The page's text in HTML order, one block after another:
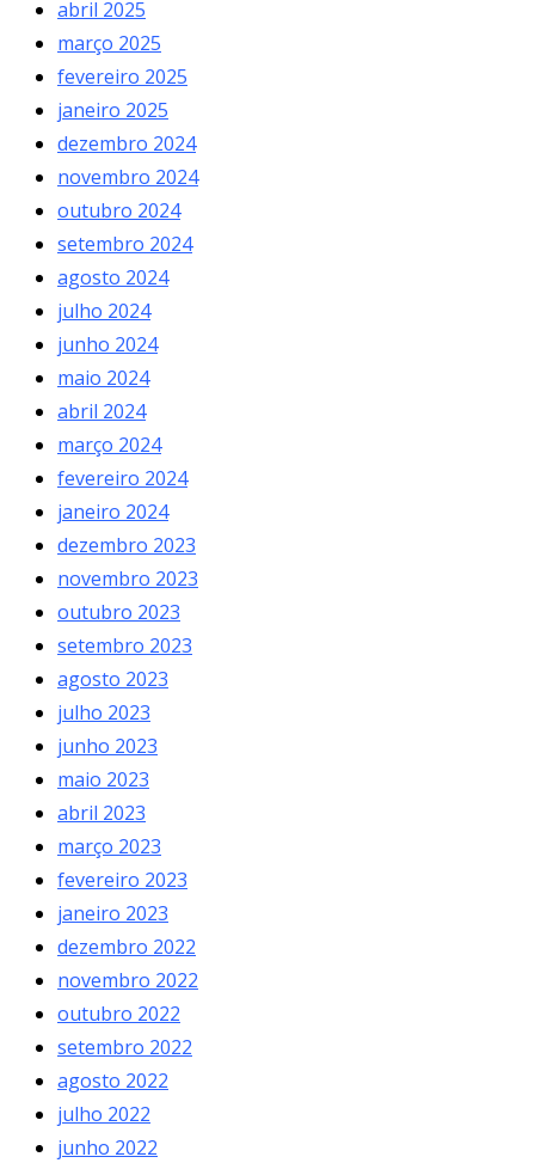
abril 2025
março 2025
fevereiro 2025
janeiro 2025
dezembro 2024
novembro 2024
outubro 2024
setembro 2024
agosto 2024
julho 2024
junho 2024
maio 2024
abril 2024
março 2024
fevereiro 2024
janeiro 2024
dezembro 2023
novembro 2023
outubro 2023
setembro 2023
agosto 2023
julho 2023
junho 2023
maio 2023
abril 2023
março 2023
fevereiro 2023
janeiro 2023
dezembro 2022
novembro 2022
outubro 2022
setembro 2022
agosto 2022
julho 2022
junho 2022